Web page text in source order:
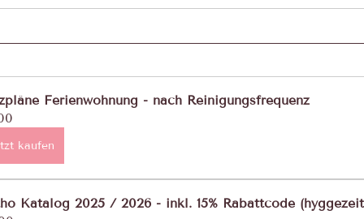
Ferienwohnung - nach Reinigungsfrequenz
kaufen
Katalog 2025 / 2026 - inkl. 15% Rabattcode